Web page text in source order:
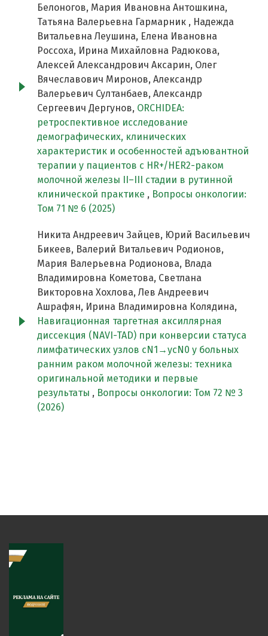
Белоногов, Мария Ивановна Антошкина,
Татьяна Валерьевна Гармарник , Надежда
Витальевна Леушина, Елена Ивановна
Россоха, Ирина Михайловна Радюкова,
Алексей Александрович Аксарин, Олег
Вячеславович Миронов, Александр
Валерьевич Султанбаев, Александр
Сергеевич Дергунов, ORCHIDEA:
ретроспективное исследование
демографических, клинических
характеристик и особенностей адъювантной
терапии у пациентов с HR+/HER2-раком
молочной железы II–III стадии в рутинной
клинической практике , Вопросы онкологии:
Том 71 № 6 (2025)
Никита Андреевич Зайцев, Юрий Васильевич
Бикеев, Валерий Витальевич Родионов,
Мария Валерьевна Родионова, Влада
Владимировна Кометова, Светлана
Викторовна Хохлова, Лев Андреевич
Ашрафян, Ирина Владимировна Колядина,
Навигационная таргетная аксиллярная
диссекция (NAVI-TAD) при конверсии статуса
лимфатических узлов cN1→ycN0 у больных
ранним раком молочной железы: техника
оригинальной методики и первые
результаты , Вопросы онкологии: Том 72 № 3
(2026)